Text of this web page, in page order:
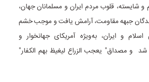
و شایسته، قلوب مردم ایران و مسلمانان جهان،
جبهه مقاومت، آرامش یافت و موجب خشم
و ایران، به‌ویژه آمریکای جهانخوار و
شد و مصداق" یعجب الزراع لیغیظ بهم الکفار"